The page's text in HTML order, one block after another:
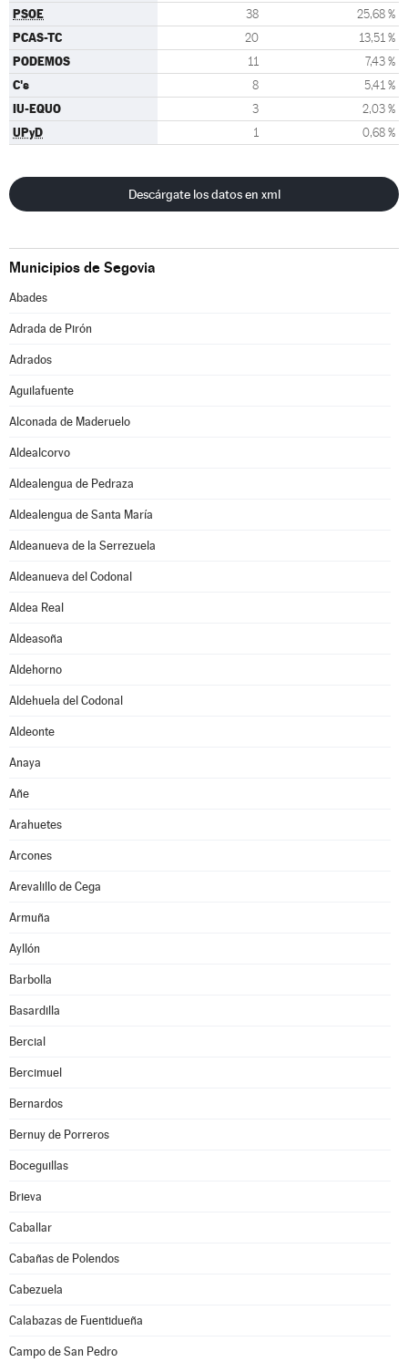
PSOE 38 25,68 %
PCAS-TC 20 13,51 %
PODEMOS 11 7,43 %
C's 8 5,41 %
IU-EQUO 3 2,03 %
UPyD 1 0,68 %
Descárgate los datos en xml
Municipios de Segovia
Abades
Adrada de Pirón
Adrados
Aguilafuente
Alconada de Maderuelo
Aldealcorvo
Aldealengua de Pedraza
Aldealengua de Santa María
Aldeanueva de la Serrezuela
Aldeanueva del Codonal
Aldea Real
Aldeasoña
Aldehorno
Aldehuela del Codonal
Aldeonte
Anaya
Añe
Arahuetes
Arcones
Arevalillo de Cega
Armuña
Ayllón
Barbolla
Basardilla
Bercial
Bercimuel
Bernardos
Bernuy de Porreros
Boceguillas
Brieva
Caballar
Cabañas de Polendos
Cabezuela
Calabazas de Fuentidueña
Campo de San Pedro